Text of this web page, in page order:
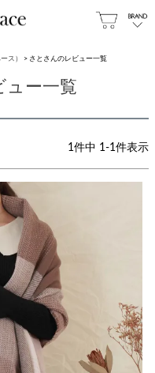
ス） さとさんのレビュー一覧
ュー一覧
1件中 1-1件表示